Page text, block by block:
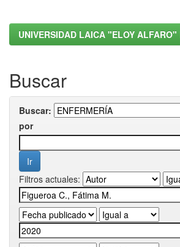
UNIVERSIDAD LAICA "ELOY ALFARO"
Buscar
Buscar:
por
Filtros actuales: